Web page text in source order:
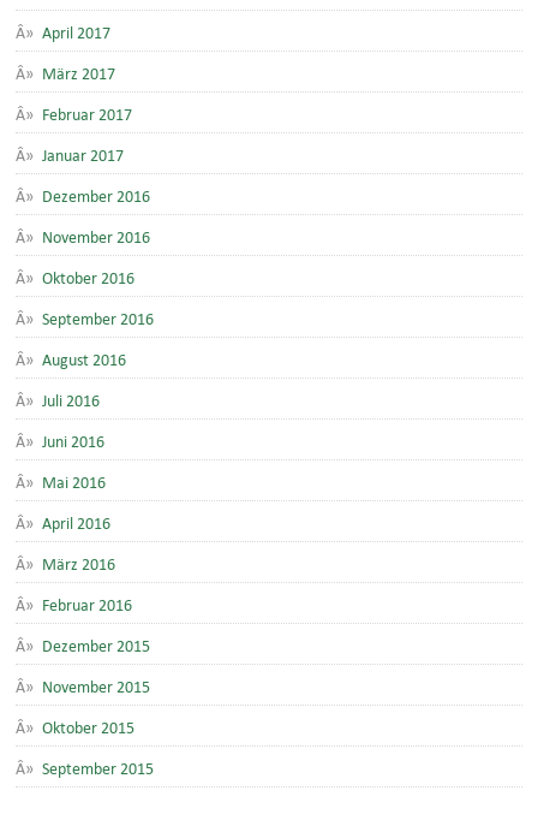
April 2017
März 2017
Februar 2017
Januar 2017
Dezember 2016
November 2016
Oktober 2016
September 2016
August 2016
Juli 2016
Juni 2016
Mai 2016
April 2016
März 2016
Februar 2016
Dezember 2015
November 2015
Oktober 2015
September 2015